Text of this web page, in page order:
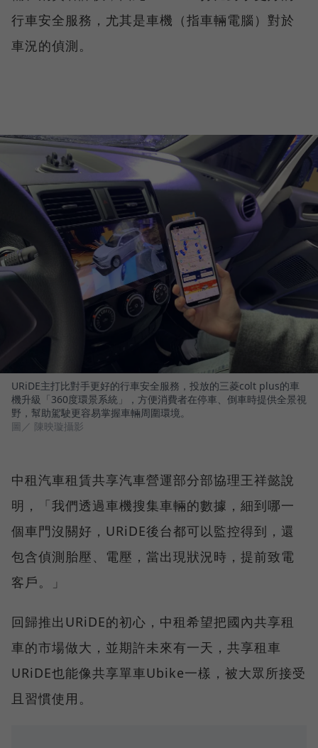
行車安全服務，尤其是車機（指車輛電腦）對於
車況的偵測。
URiDE主打比對手更好的行車安全服務，投放的三菱colt plus的車
機升級「360度環景系統」，方便消費者在停車、倒車時提供全景視
野，幫助駕駛更容易掌握車輛周圍環境。
圖／ 陳映璇攝影
中租汽車租賃共享汽車營運部分部協理王祥懿說
明，「我們透過車機搜集車輛的數據，細到哪一
個車門沒關好，URiDE後台都可以監控得到，還
包含偵測胎壓、電壓，當出現狀況時，提前致電
客戶。」
回歸推出URiDE的初心，中租希望把國內共享租
車的市場做大，並期許未來有一天，共享租車
URiDE也能像共享單車Ubike一樣，被大眾所接受
且習慣使用。